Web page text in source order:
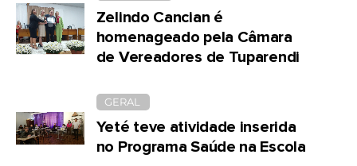
Zelindo Cancian é
homenageado pela Câmara
de Vereadores de Tuparendi
GERAL
Yeté teve atividade inserida
no Programa Saúde na Escola